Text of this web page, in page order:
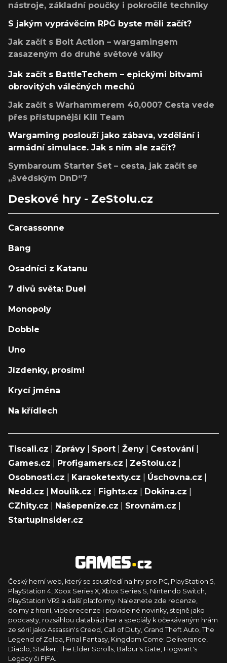
nástroje, základní poučky i pokročilé techniky
S jakým vyprávěcím RPG byste měli začít?
Jak začít s Bolt Action – wargamingem
zasazeným do druhé světové války
Jak začít s BattleTechem – epickými bitvami
obrovitých válečných mechů
Jak začít s Warhammerem 40,000? Cesta vede
přes přístupnější Kill Team
Wargaming poslouží jako zábava, vzdělání i
armádní simulace. Jak s ním ale začít?
Symbaroum Starter Set – cesta, jak začít se
„švédským DnD“?
Deskové hry - ZeStolu.cz
Carcassonne
Bang
Osadníci z Katanu
7 divů světa: Duel
Monopoly
Dobble
Uno
Jízdenky, prosím!
Krycí jména
Na křídlech
Tiscali.cz Zprávy Sport Ženy Cestování|
Games.cz
Profigamers.cz ZeStolu.cz
Osobnosti.cz
Karaoketexty.cz Úschovna.cz
Nedd.cz
Moulík.cz Fights.cz Dokina.cz
CZhity.cz
Našepeníze.cz Srovnám.cz
StartupInsider.cz
Český herní web, který se soustředí na hry pro PC, PlayStation 5,
PlayStation 4, Xbox Series X, Xbox Series S, Nintendo Switch,
PlayStation VR2 a další platformy. Naleznete zde recenze,
dojmy z hraní, videorecenze i pravidelné novinky, stejně jako
podcasty, rozsáhlou databázi her a speciály k očekávaným hrám
ze sérií jako Assassin's Creed, Call of Duty, Grand Theft Auto, The
Legend of Zelda, Final Fantasy, Kingdom Come: Deliverance,
Diablo, Stalker, The Elder Scrolls, Baldur's Gate, Hogwart's
Legacy či FIFA.